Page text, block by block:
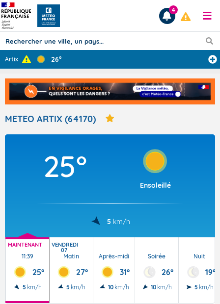
Prévisions
TOUS LES RÉSULTATS
Articles
4
Artix 26°
METEO ARTIX (64170)
25°
Ensoleillé
5 km/h
MAINTENANT
11:39
25°
5 km/h
VENDREDI
07
Matin
27°
5 km/h
Après-midi
31°
10 km/h
Soirée
26°
10 km/h
Nuit
19°
5 km/h